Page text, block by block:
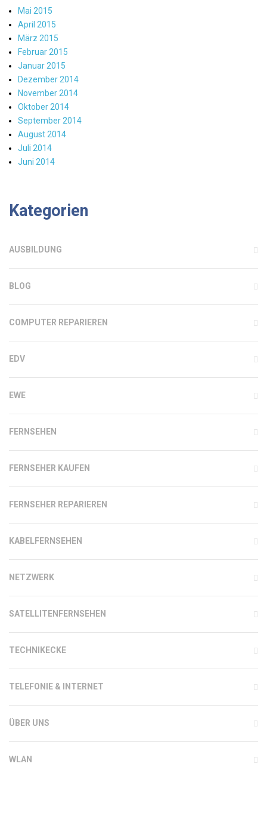
Mai 2015
April 2015
März 2015
Februar 2015
Januar 2015
Dezember 2014
November 2014
Oktober 2014
September 2014
August 2014
Juli 2014
Juni 2014
Kategorien
AUSBILDUNG
BLOG
COMPUTER REPARIEREN
EDV
EWE
FERNSEHEN
FERNSEHER KAUFEN
FERNSEHER REPARIEREN
KABELFERNSEHEN
NETZWERK
SATELLITENFERNSEHEN
TECHNIKECKE
TELEFONIE & INTERNET
ÜBER UNS
WLAN